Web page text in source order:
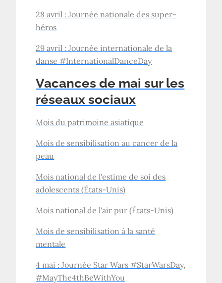
28 avril : Journée nationale des super-
héros
29 avril : Journée internationale de la
danse #InternationalDanceDay
Vacances de mai sur les
réseaux sociaux
Mois du patrimoine asiatique
Mois de sensibilisation au cancer de la
peau
Mois national de l'estime de soi des
adolescents (États-Unis)
Mois national de l'air pur (États-Unis)
Mois de sensibilisation à la santé
mentale
4 mai : Journée Star Wars #StarWarsDay,
#MayThe4thBeWithYou